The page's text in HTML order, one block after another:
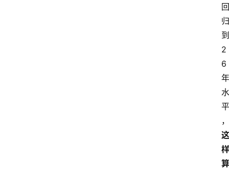
回
归
到
2
6
年
水
平
，
这
样
算